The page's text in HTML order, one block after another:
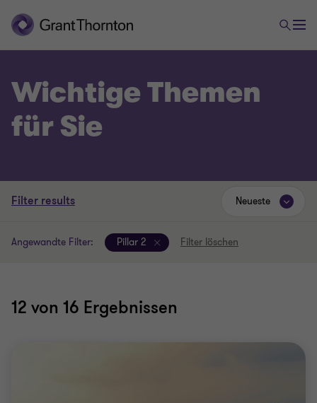
Wichtige Themen
für Sie
Filter results
Angewandte Filter: Pillar 2 Filter löschen
12 von 16 Ergebnissen
Neueste